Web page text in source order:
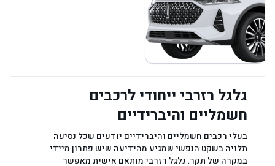
גלגל רזרבי ייחודי לרכבים
חשמליים והיברידיים
בעלי רכבים חשמליים והיברידיים יודעים שכל נסיעה
תלויה בשקט הנפשי שמגיע מהידיעה שיש פתרון מיידי
במקרה של תקר. גלגל רזרבי מותאם אישית מאפשר